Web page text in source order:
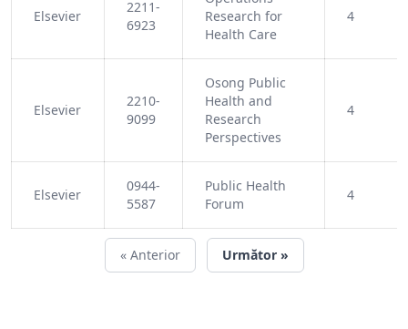
Elsevier
2211-
6923
Research for
Health Care
4
Elsevier
2210-
9099
Osong Public
Health and
Research
Perspectives
4
Elsevier
0944-
5587
Public Health
Forum
4
« Anterior Următor »